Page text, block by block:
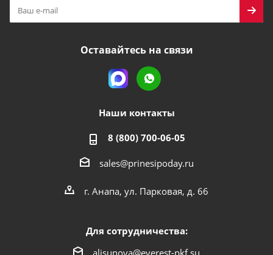
Оставайтесь на связи
Наши контакты
8 (800) 700-06-05
sales@prinesipoday.ru
г. Анапа, ул. Парковая, д. 66
Для сотрудничества:
alisunova@everest-pkf.su